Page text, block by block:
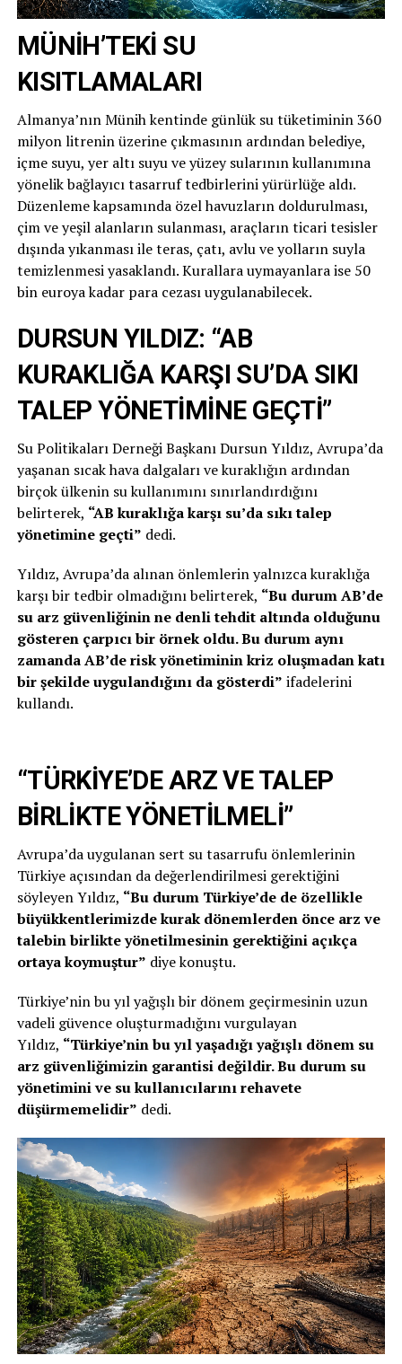
MÜNİH’TEKİ SU
KISITLAMALARI
Almanya’nın Münih kentinde günlük su tüketiminin 360
milyon litrenin üzerine çıkmasının ardından belediye,
içme suyu, yer altı suyu ve yüzey sularının kullanımına
yönelik bağlayıcı tasarruf tedbirlerini yürürlüğe aldı.
Düzenleme kapsamında özel havuzların doldurulması,
çim ve yeşil alanların sulanması, araçların ticari tesisler
dışında yıkanması ile teras, çatı, avlu ve yolların suyla
temizlenmesi yasaklandı. Kurallara uymayanlara ise 50
bin euroya kadar para cezası uygulanabilecek.
DURSUN YILDIZ: “AB
KURAKLIĞA KARŞI SU’DA SIKI
TALEP YÖNETİMİNE GEÇTİ”
Su Politikaları Derneği Başkanı Dursun Yıldız, Avrupa’da
yaşanan sıcak hava dalgaları ve kuraklığın ardından
birçok ülkenin su kullanımını sınırlandırdığını
belirterek, “AB kuraklığa karşı su’da sıkı talep
yönetimine geçti” dedi.
Yıldız, Avrupa’da alınan önlemlerin yalnızca kuraklığa
karşı bir tedbir olmadığını belirterek, “Bu durum AB’de
su arz güvenliğinin ne denli tehdit altında olduğunu
gösteren çarpıcı bir örnek oldu. Bu durum aynı
zamanda AB’de risk yönetiminin kriz oluşmadan katı
bir şekilde uygulandığını da gösterdi” ifadelerini
kullandı.
“TÜRKİYE’DE ARZ VE TALEP
BİRLİKTE YÖNETİLMELİ”
Avrupa’da uygulanan sert su tasarrufu önlemlerinin
Türkiye açısından da değerlendirilmesi gerektiğini
söyleyen Yıldız, “Bu durum Türkiye’de de özellikle
büyükkentlerimizde kurak dönemlerden önce arz ve
talebin birlikte yönetilmesinin gerektiğini açıkça
ortaya koymuştur” diye konuştu.
Türkiye’nin bu yıl yağışlı bir dönem geçirmesinin uzun
vadeli güvence oluşturmadığını vurgulayan
Yıldız, “Türkiye’nin bu yıl yaşadığı yağışlı dönem su
arz güvenliğimizin garantisi değildir. Bu durum su
yönetimini ve su kullanıcılarını rehavete
düşürmemelidir” dedi.